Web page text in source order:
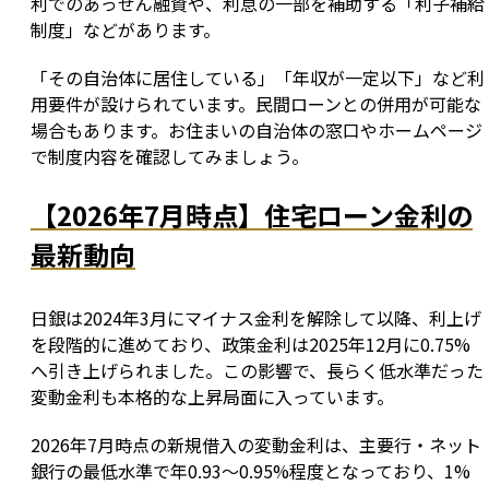
制度」などがあります。
「その自治体に居住している」「年収が一定以下」など利
用要件が設けられています。民間ローンとの併用が可能な
場合もあります。お住まいの自治体の窓口やホームページ
で制度内容を確認してみましょう。
【2026年7月時点】住宅ローン金利の
最新動向
日銀は2024年3月にマイナス金利を解除して以降、利上げ
を段階的に進めており、政策金利は2025年12月に0.75%
へ引き上げられました。この影響で、長らく低水準だった
変動金利も本格的な上昇局面に入っています。
2026年7月時点の新規借入の変動金利は、主要行・ネット
銀行の最低水準で年0.93〜0.95%程度となっており、1%